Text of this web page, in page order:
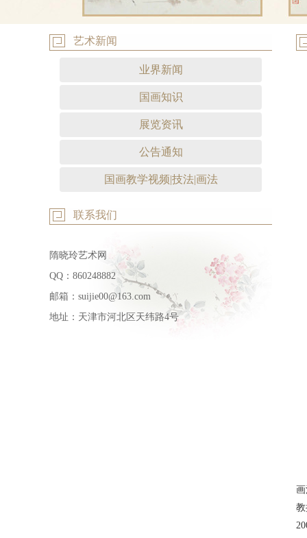
艺术新闻
业界新闻
国画知识
展览资讯
公告通知
国画教学视频|技法|画法
联系我们
隋晓玲艺术网
QQ：860248882
邮箱：suijie00@163.com
地址：天津市河北区天纬路4号